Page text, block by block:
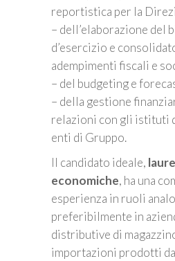
reportistica per la
– dell’elaborazione del
d’esercizio e
adempimenti fiscali e
– del budgeting e
– della gestione
relazioni con gli istituti
enti di Gruppo.
Il candidato ideale,
economiche, ha una
esperienza in ruoli
preferibilmente in
distributive di
importazioni prodotti